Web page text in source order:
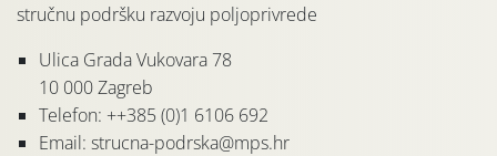
stručnu podršku razvoju poljoprivrede
Ulica Grada Vukovara 78
10 000 Zagreb
Telefon: ++385 (0)1 6106 692
Email: strucna-podrska@mps.hr